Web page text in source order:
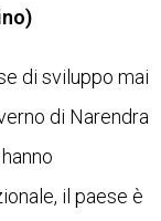
di sviluppo mai
di Narendra
il paese è